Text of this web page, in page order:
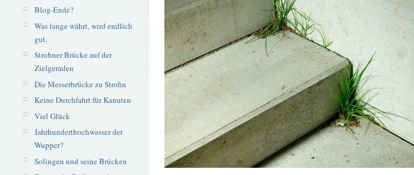
Blog-Ende?
Was lange währt, wird endlich
gut.
Strohner Brücke auf der
Zielgeraden
Die Messerbrücke zu Strohn
Keine Durchfahrt für Kanuten
Viel Glück
Jahrhunderthochwasser der
Wupper?
Solingen und seine Brücken